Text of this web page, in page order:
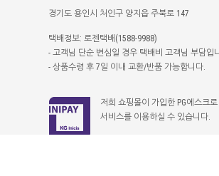
경기도 용인시 처인구 양지읍 주북로 147
택배정보: 로젠택배(1588-9988)
- 고객님 단순 변심일 경우 택배비 고객님 부담입
- 상품수령 후 7일 이내 교환/반품 가능합니다.
저희 쇼핑몰이 가입한 PG에스크로
서비스를 이용하실 수 있습니다.